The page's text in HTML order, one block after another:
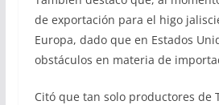
de exportación para el higo
Europa, dado que en Estados
obstáculos en materia de
Citó que tan solo productores de